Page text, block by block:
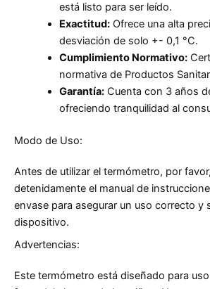
está listo para ser leído.
Exactitud:Ofrece una alta
desviación de solo +- 0,1 °C.
Cumplimiento Normativo:
normativa de Productos
Garantía:Cuenta con 3 años
ofreciendo tranquilidad al
Modo de Uso:
Antes de utilizar el termómetro, por
detenidamente el manual de
envase para asegurar un uso correcto y
dispositivo.
Advertencias:
Este termómetro está diseñado para